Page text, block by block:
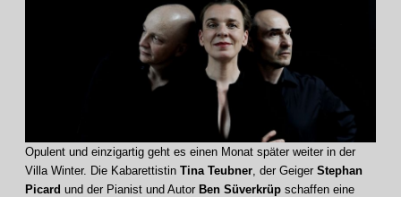
Opulent und einzigartig geht es einen Monat später weiter in der
Villa Winter. Die Kabarettistin Tina Teubner , der Geiger Stephan
Picard und der Pianist und Autor Ben Süverkrüp schaffen eine